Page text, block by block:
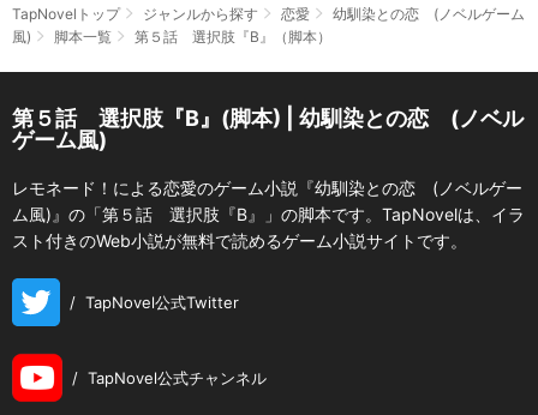
TapNovelトップ ジャンルから探す 恋愛
幼馴染との恋 (ノベルゲーム
風)
脚本一覧 第５話 選択肢『B』（脚本）
第５話 選択肢『B』(脚本) | 幼馴染との恋 (ノベル
ゲーム風)
レモネード！による恋愛のゲーム小説『幼馴染との恋 (ノベルゲー
ム風)』の「第５話 選択肢『B』」の脚本です。TapNovelは、イラ
スト付きのWeb小説が無料で読めるゲーム小説サイトです。
/ TapNovel公式Twitter
/ TapNovel公式チャンネル